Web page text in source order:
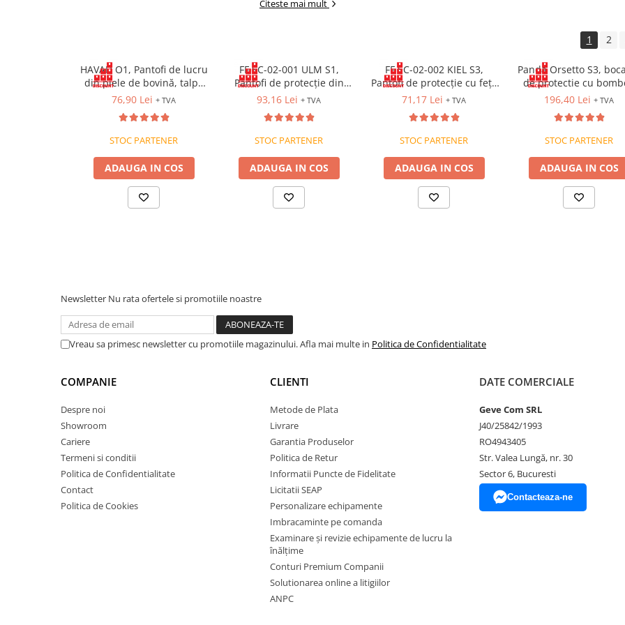
Protecție termică (frig)
Protecție descărcări electrostatice
PROTECȚIE AUDITIVĂ
Antifoane externe
Antifoane externe cu prindere pe
Antifoane interne
Antifoane interne de unică
Antifoane interne reutilizabile
Antifoane interne cu fir
PROTECȚIE RESPIRATORIE
Citeste mai mult
1 2
HAVAD O1, Pantofi de lucru
din piele de bovină, talpă
SRC
76,90 Lei + TVA
STOC PARTENER
ADAUGA IN COS
FF SC-02-001 ULM S1,
Pantofi de protecție din
piele cu bombeu metalic,
93,16 Lei + TVA
STOC PARTENER
ADAUGA IN COS
FF SC-02-002 KIEL S3,
Pantofi de protecție cu fețe
din piele hidrofobizată, cu
talpă SRC
71,17 Lei + TVA
STOC PARTENER
ADAUGA IN COS
Panda Orsetto S3,
de protectie cu
metalic, lamela
hidrofobizate
196,40 Lei + TVA
STOC PARTENER
ADAUGA IN COS
Newsletter Nu rata ofertele si promotiile noastre
Vreau sa primesc newsletter cu promotiile magazinului. Afla mai multe in Politica de Confidentialitate
COMPANIE
Despre noi
Showroom
Cariere
Termeni si conditii
Politica de Confidentialitate
Contact
Politica de Cookies
CLIENTI
Metode de Plata
Livrare
Garantia Produselor
Politica de Retur
Informatii Puncte de Fidelitate
Licitatii SEAP
Personalizare echipamente
Imbracaminte pe comanda
Examinare și revizie echipamente de lucru la
înălțime
Conturi Premium Companii
Solutionarea online a litigiilor
ANPC
DATE COMERCIALE
Geve Com SRL
J40/25842/1993
RO4943405
Str. Valea Lungă, nr. 30
Sector 6, Bucuresti
Contacteaza-ne